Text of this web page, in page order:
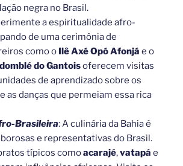
negra no Brasil.
a espiritualidade afro-
de uma cerimônia de
como o
Ilê Axé Opó Afonjá e o
do Gantoisoferecem visitas
de aprendizado sobre os
as danças que permeiam essa rica
Brasileira: A culinária da Bahia é
e representativas do Brasil.
típicos comoacarajé,vatapá e